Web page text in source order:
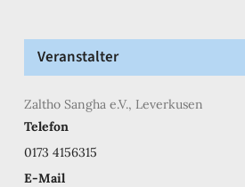
Veranstalter
Zaltho Sangha e.V., Leverkusen
Telefon
0173 4156315
E-Mail